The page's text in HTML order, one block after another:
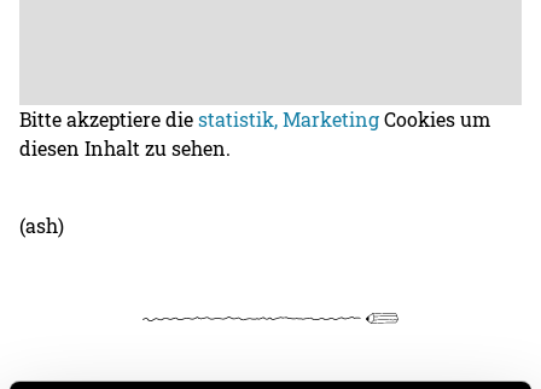
Bitte akzeptiere diestatistik, MarketingCookies um
diesen Inhalt zu sehen.
(ash)